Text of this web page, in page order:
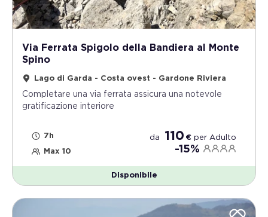
Via Ferrata Spigolo della Bandiera al Monte
Spino
Lago di Garda - Costa ovest - Gardone Riviera
Completare una via ferrata assicura una notevole
gratificazione interiore
7h
Max 10
da 110 € per Adulto
-15%
Disponibile